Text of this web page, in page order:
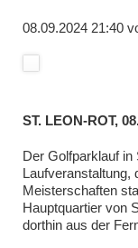
08.09.2024 21:40
ST. LEON-ROT,
Der Golfparklauf in
Laufveranstaltung,
Meisterschaften
Hauptquartier von
dorthin aus der